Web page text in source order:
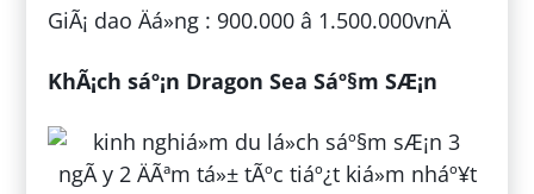
GiÃ¡ dao Äá»ng : 900.000 â 1.500.000vnÄ
KhÃ¡ch sáº¡n Dragon Sea Sáº§m SÆ¡n